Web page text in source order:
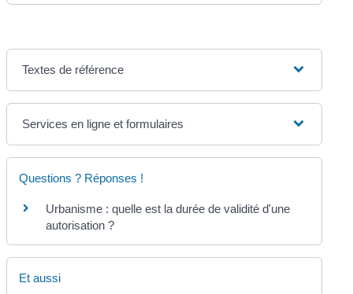
Textes de référence
Services en ligne et formulaires
Questions ? Réponses !
Urbanisme : quelle est la durée de validité d'une
autorisation ?
Et aussi